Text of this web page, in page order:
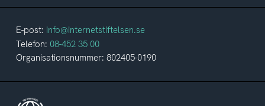
E-post: info@internetstiftelsen.se
Telefon: 08-452 35 00
Organisationsnummer: 802405-0190